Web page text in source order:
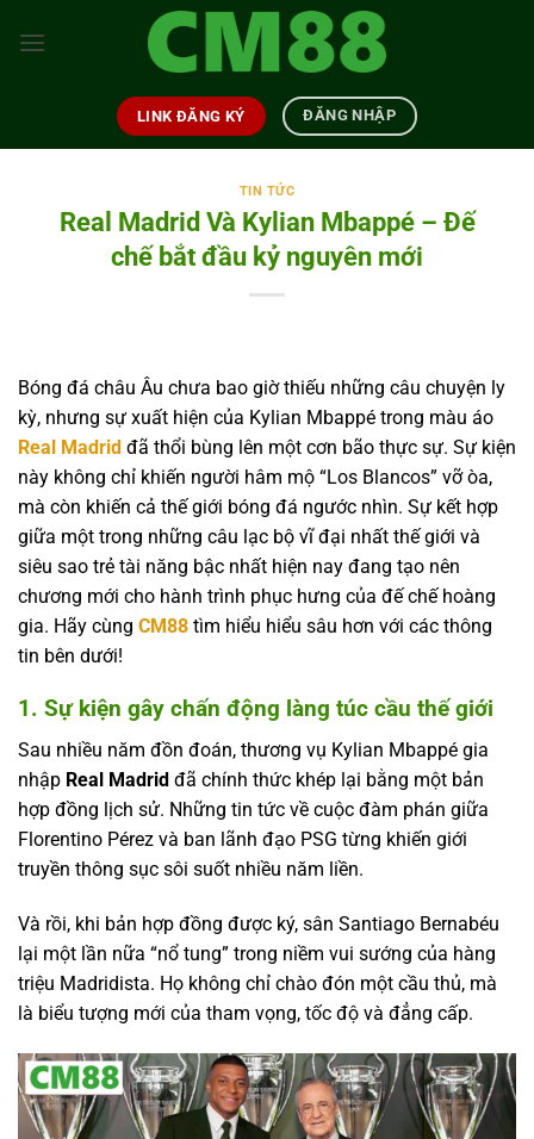
qua
LINK ĐĂNG KÝ ĐĂNG NHẬP
TIN TỨC
Real Madrid Và Kylian Mbappé – Đế
chế bắt đầu kỷ nguyên mới
Bóng đá châu Âu chưa bao giờ thiếu những câu chuyện ly
kỳ, nhưng sự xuất hiện của Kylian Mbappé trong màu áo
Real Madrid đã thổi bùng lên một cơn bão thực sự. Sự kiện
này không chỉ khiến người hâm mộ “Los Blancos” vỡ òa,
mà còn khiến cả thế giới bóng đá ngước nhìn. Sự kết hợp
giữa một trong những câu lạc bộ vĩ đại nhất thế giới và
siêu sao trẻ tài năng bậc nhất hiện nay đang tạo nên
chương mới cho hành trình phục hưng của đế chế hoàng
gia. Hãy cùng CM88 tìm hiểu hiểu sâu hơn với các thông
tin bên dưới!
1. Sự kiện gây chấn động làng túc cầu thế giới
Sau nhiều năm đồn đoán, thương vụ Kylian Mbappé gia
nhập Real Madrid đã chính thức khép lại bằng một bản
hợp đồng lịch sử. Những tin tức về cuộc đàm phán giữa
Florentino Pérez và ban lãnh đạo PSG từng khiến giới
truyền thông sục sôi suốt nhiều năm liền.
Và rồi, khi bản hợp đồng được ký, sân Santiago Bernabéu
lại một lần nữa “nổ tung” trong niềm vui sướng của hàng
triệu Madridista. Họ không chỉ chào đón một cầu thủ, mà
là biểu tượng mới của tham vọng, tốc độ và đẳng cấp.